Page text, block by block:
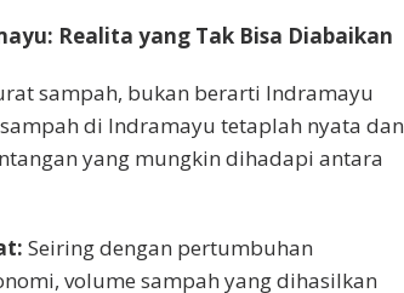
Realita yang Tak Bisa Diabaikan
sampah, bukan berarti Indramayu
di Indramayu tetaplah nyata dan
yang mungkin dihadapi antara
Seiring dengan pertumbuhan
volume sampah yang dihasilkan